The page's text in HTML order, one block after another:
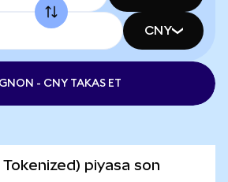
CNY
- CNY TAKAS ET
piyasa son